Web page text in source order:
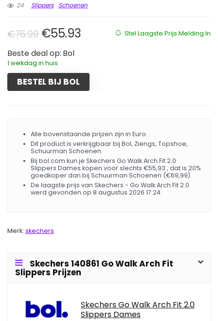
24
Slippers Schoenen
Stel Laagste Prijs Melding In
€76.99 Oorspronkelijke prijs was:
€55.93Huidige prijs is: €55.93.
Beste deal op: Bol
1 werkdag in huis
BESTEL BIJ BOL
Alle bovenstaande prijzen zijn in Euro.
Dit product is verkrijgbaar bij Bol, Ziengs, Topshoe,
Schuurman Schoenen.
Bij bol.com kun je Skechers Go Walk Arch Fit 2.0
Slippers Dames kopen voor slechts €55,93 , dat is 20%
goedkoper dan bij Schuurman Schoenen (€69,99).
De laagste prijs van Skechers - Go Walk Arch Fit 2.0
werd gevonden op 8 augustus 2026 17:24.
Merk: skechers
Skechers 140861 Go Walk Arch Fit
Slippers Prijzen
Skechers Go Walk Arch Fit 2.0
Slippers Dames